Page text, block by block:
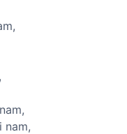
nam,